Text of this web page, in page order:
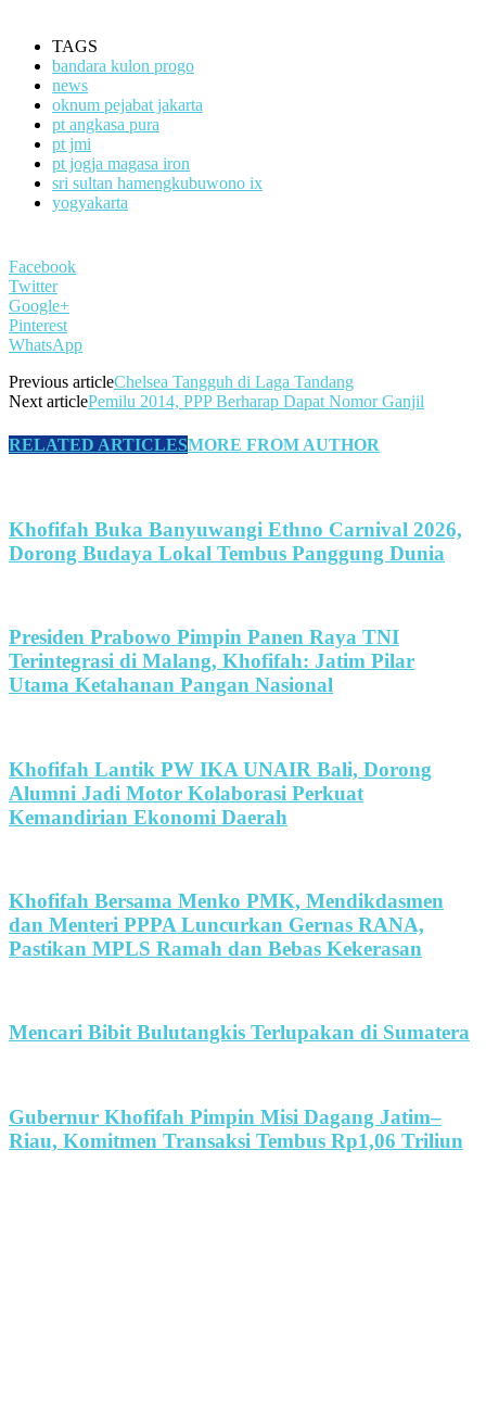
TAGS
bandara kulon progo
news
oknum pejabat jakarta
pt angkasa pura
pt jmi
pt jogja magasa iron
sri sultan hamengkubuwono ix
yogyakarta
Facebook
Twitter
Google+
Pinterest
WhatsApp
Previous articleChelsea Tangguh di Laga Tandang
Next articlePemilu 2014, PPP Berharap Dapat Nomor Ganjil
RELATED ARTICLESMORE FROM AUTHOR
Khofifah Buka Banyuwangi Ethno Carnival 2026,
Dorong Budaya Lokal Tembus Panggung Dunia
Presiden Prabowo Pimpin Panen Raya TNI
Terintegrasi di Malang, Khofifah: Jatim Pilar
Utama Ketahanan Pangan Nasional
Khofifah Lantik PW IKA UNAIR Bali, Dorong
Alumni Jadi Motor Kolaborasi Perkuat
Kemandirian Ekonomi Daerah
Khofifah Bersama Menko PMK, Mendikdasmen
dan Menteri PPPA Luncurkan Gernas RANA,
Pastikan MPLS Ramah dan Bebas Kekerasan
Mencari Bibit Bulutangkis Terlupakan di Sumatera
Gubernur Khofifah Pimpin Misi Dagang Jatim–
Riau, Komitmen Transaksi Tembus Rp1,06 Triliun